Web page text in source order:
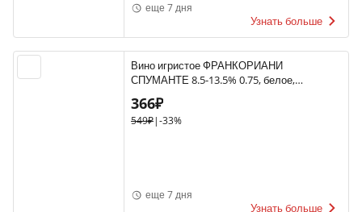
еще 7 дня
Узнать больше
Вино игристое ФРАНКОРИАНИ
СПУМАНТЕ 8.5-13.5% 0.75, белое,
полусладкое, Италия
366₽
549₽|-33%
еще 7 дня
Узнать больше